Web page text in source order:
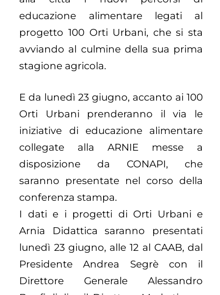
educazione alimentare legati al
progetto 100 Orti Urbani, che si sta
avviando al culmine della sua prima
stagione agricola.
E da lunedì 23 giugno, accanto ai 100
Orti Urbani prenderanno il via le
iniziative di educazione alimentare
collegate alla ARNIE messe a
disposizione da CONAPI, che
saranno presentate nel corso della
conferenza stampa.
I dati e i progetti di Orti Urbani e
Arnia Didattica saranno presentati
lunedì 23 giugno, alle 12 al CAAB, dal
Presidente Andrea Segrè con il
Direttore Generale Alessandro